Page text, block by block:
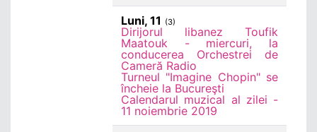
Luni, 11 (3)
Dirijorul libanez Toufik
Maatouk - miercuri, la
conducerea Orchestrei de
Cameră Radio
Turneul "Imagine Chopin" se
încheie la Bucureşti
Calendarul muzical al zilei -
11 noiembrie 2019